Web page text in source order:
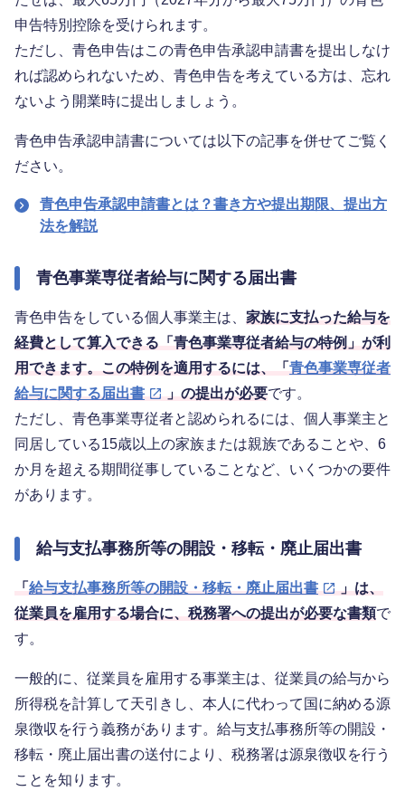
申告特別控除を受けられます。
ただし、青色申告はこの青色申告承認申請書を提出しなけ
れば認められないため、青色申告を考えている方は、忘れ
ないよう開業時に提出しましょう。
青色申告承認申請書については以下の記事を併せてご覧く
ださい。
青色申告承認申請書とは？書き方や提出期限、提出方
法を解説
青色事業専従者給与に関する届出書
青色申告をしている個人事業主は、 家族に支払った給与を
経費として算入できる「青色事業専従者給与の特例」が利
用できます。この特例を適用するには、「 青色事業専従者
給与に関する届出書
」の提出が必要です。
ただし、青色事業専従者と認められるには、個人事業主と
同居している15歳以上の家族または親族であることや、6
か月を超える期間従事していることなど、いくつかの要件
があります。
給与支払事務所等の開設・移転・廃止届出書
「 給与支払事務所等の開設・移転・廃止届出書
」は、
従業員を雇用する場合に、税務署への提出が必要な書類で
す。
一般的に、従業員を雇用する事業主は、従業員の給与から
所得税を計算して天引きし、本人に代わって国に納める源
泉徴収を行う義務があります。給与支払事務所等の開設・
移転・廃止届出書の送付により、税務署は源泉徴収を行う
ことを知ります。